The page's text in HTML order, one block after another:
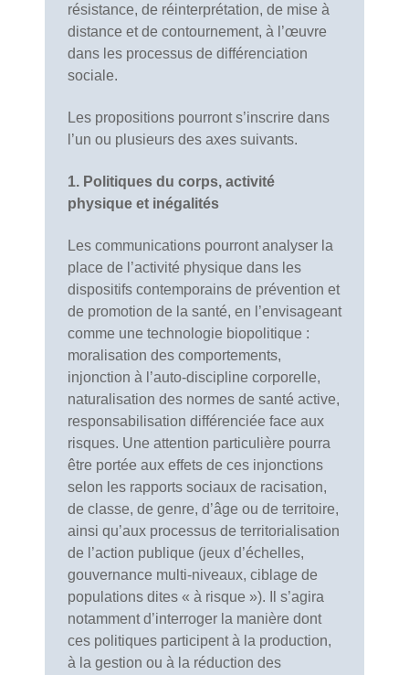
résistance, de réinterprétation, de mise à
distance et de contournement, à l’œuvre
dans les processus de différenciation
sociale.
Les propositions pourront s’inscrire dans
l’un ou plusieurs des axes suivants.
1. Politiques du corps, activité
physique et inégalités
Les communications pourront analyser la
place de l’activité physique dans les
dispositifs contemporains de prévention et
de promotion de la santé, en l’envisageant
comme une technologie biopolitique :
moralisation des comportements,
injonction à l’auto-discipline corporelle,
naturalisation des normes de santé active,
responsabilisation différenciée face aux
risques. Une attention particulière pourra
être portée aux effets de ces injonctions
selon les rapports sociaux de racisation,
de classe, de genre, d’âge ou de territoire,
ainsi qu’aux processus de territorialisation
de l’action publique (jeux d’échelles,
gouvernance multi-niveaux, ciblage de
populations dites « à risque »). Il s’agira
notamment d’interroger la manière dont
ces politiques participent à la production,
à la gestion ou à la réduction des